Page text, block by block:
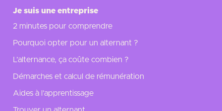
Je suis une entreprise
2 minutes pour comprendre
Pourquoi opter pour un alternant ?
L’alternance, ça coûte combien ?
Démarches et calcul de rémunération
Aides à l’apprentissage